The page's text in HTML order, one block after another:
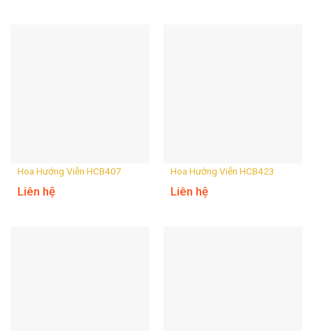
Hoa Hướng Viễn HCB407
Liên hệ
Hoa Hướng Viễn HCB423
Liên hệ